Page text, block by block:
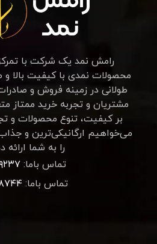
رامش نمد یک شرکت با
محصولات نمدی با کیفیت بالا
طولانی در زمینه فروش و
مشتریان و تجربه خرید ممتاز
بر کیفیت، تنوع محصولات و
می‌خواهیم ارگانیکی‌ترین و
را به شما ارائه
تماس باما:
تماس باما: